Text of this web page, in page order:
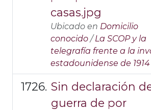
casas.jpg
Ubicado en Domicilio
conocido /La SCOP y la
telegrafía frente a la
estadounidense de 1914
Sin declaración
guerra de por